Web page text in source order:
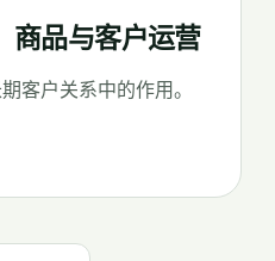
商品与客户运营
客户关系中的作用。